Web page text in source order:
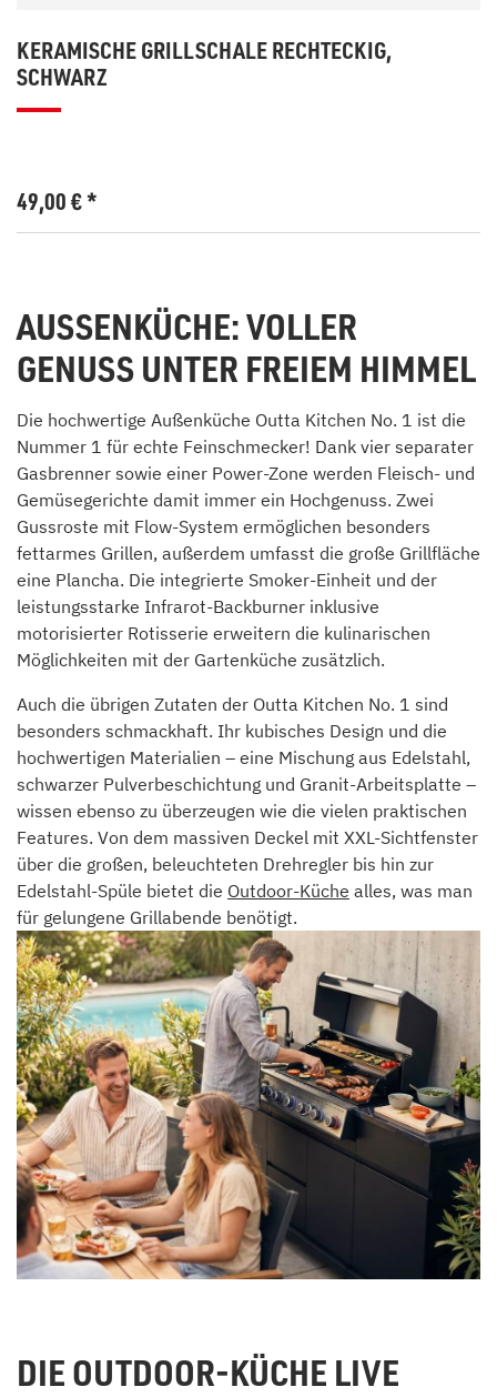
KERAMISCHE GRILLSCHALE RECHTECKIG,
SCHWARZ
49,00€*
AUSSENKÜCHE: VOLLER G
ENUSS UNTER FREIEM HIMMEL
Die hochwertige Außenküche Outta Kitchen No. 1 ist die
Nummer 1 für echte Feinschmecker! Dank vier separater
Gasbrenner sowie einer Power-Zone werden Fleisch- und
Gemüsegerichte damit immer ein Hochgenuss. Zwei
Gussroste mit Flow-System ermöglichen besonders
fettarmes Grillen, außerdem umfasst die große Grillfläche
eine Plancha. Die integrierte Smoker-Einheit und der
leistungsstarke Infrarot-Backburner inklusive
motorisierter Rotisserie erweitern die kulinarischen
Möglichkeiten mit der Gartenküche zusätzlich.
Auch die übrigen Zutaten der Outta Kitchen No. 1 sind
besonders schmackhaft. Ihr kubisches Design und die
hochwertigen Materialien – eine Mischung aus Edelstahl,
schwarzer Pulverbeschichtung und Granit-Arbeitsplatte –
wissen ebenso zu überzeugen wie die vielen praktischen
Features. Von dem massiven Deckel mit XXL-Sichtfenster
über die großen, beleuchteten Drehregler bis hin zur
Edelstahl-Spüle bietet die Outdoor-Küche alles, was man
für gelungene Grillabende benötigt.
DIE OUTDOOR-KÜCHE LIVE